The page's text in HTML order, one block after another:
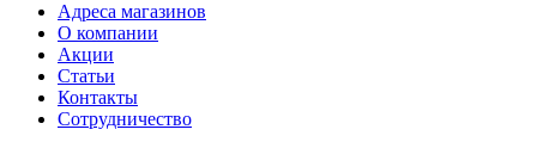
Адреса магазинов
О компании
Акции
Статьи
Контакты
Сотрудничество